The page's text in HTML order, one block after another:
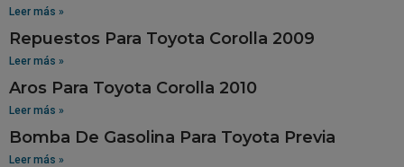
Leer más »
Repuestos Para Toyota Corolla 2009
Leer más »
Aros Para Toyota Corolla 2010
Leer más »
Bomba De Gasolina Para Toyota Previa
Leer más »